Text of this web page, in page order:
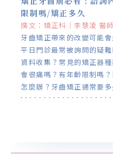
限制嗎/矯正多久
撰文：矯正科｜李慧凌 醫師
牙齒矯正帶來的改變可能
平日門診最常被詢問的疑
資料收集？常見的矯正器
會很痛嗎？有年齡限制嗎
怎麼辦？牙齒矯正通常要多